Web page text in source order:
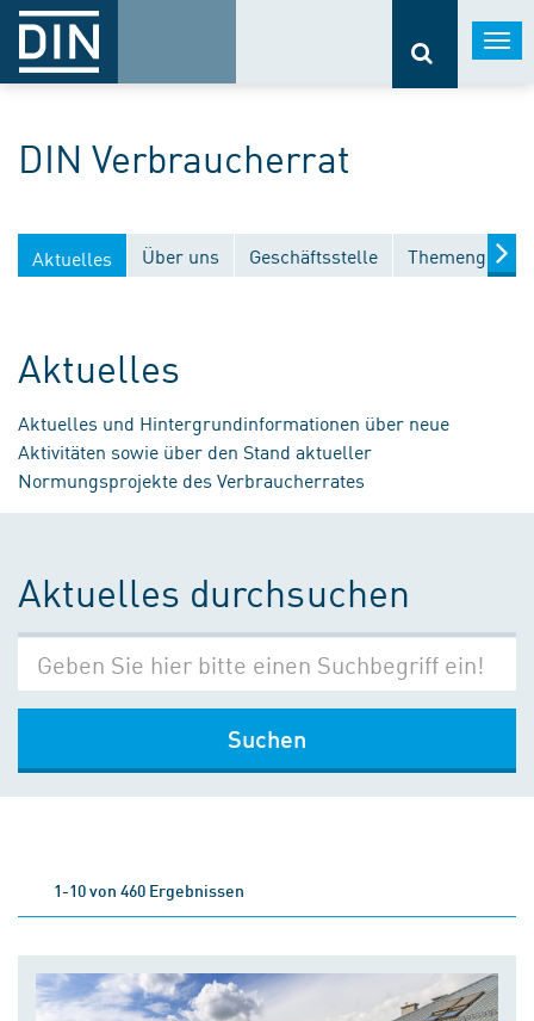
DIN Verbraucherrat
Aktuelles Über uns Geschäftsstelle
Aktuelles
Aktuelles und Hintergrundinformationen über neue
Aktivitäten sowie über den Stand aktueller
Normungsprojekte des Verbraucherrates
Aktuelles durchsuchen
Suchen
1-10 von 460 Ergebnissen